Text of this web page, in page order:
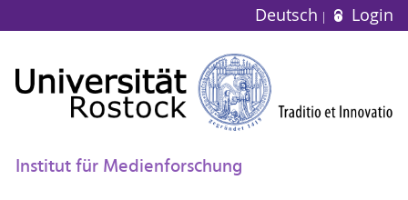
Deutsch Login
Institut für Medienforschung